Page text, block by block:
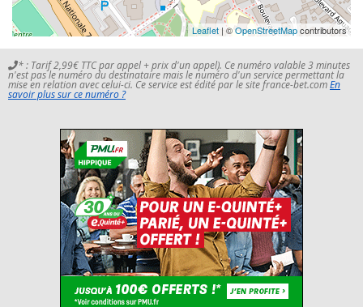
Leaflet | ©OpenStreetMapcontributors
* : Tarif 2,99€ TTC par appel + prix d'un appel). Ce numéro valable 3 minutes
n'est pas le numéro du destinataire mais le numéro d'un service permettant la
mise en relation avec celui-ci. Ce service est édité par le site france-bet.comEn
savoir plus sur ce numéro ?